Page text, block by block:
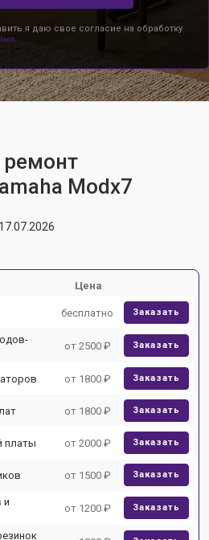
я даю свое согласие на обработку
ремонт
Modx7
Цена
бесплатно Заказать
от 2500 ₽ Заказать
от 1800 ₽ Заказать
от 1800 ₽ Заказать
платы от 2000 ₽ Заказать
от 1500 ₽ Заказать
и
от 1200 ₽ Заказать